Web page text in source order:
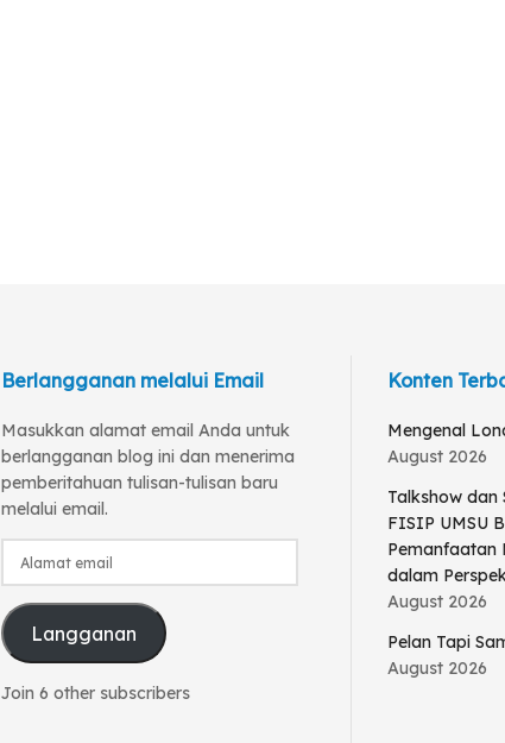
Berlangganan melalui Email
Masukkan alamat email Anda untuk
berlangganan blog ini dan menerima
pemberitahuan tulisan-tulisan baru
melalui email.
Langganan
Join 6 other subscribers
Konten
Mengenal
August 2026
Talkshow dan
FISIP UMSU
Pemanfaatan
dalam
August 2026
Pelan Tapi
August 2026